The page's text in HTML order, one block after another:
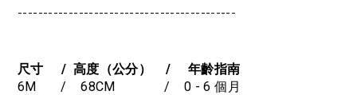
-------------------------------------------
尺寸 / 高度（公分） / 年齡指南
6M / 68CM / 0 - 6 個月